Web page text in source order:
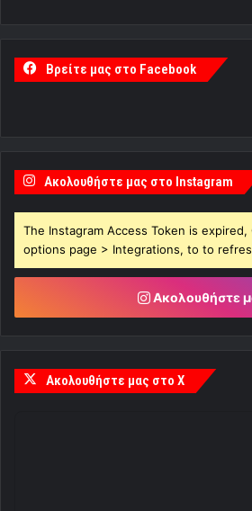
Βρείτε μας στο Facebook
Ακολουθήστε μας στο Instagram
The Instagram Access Token is
options page > Integrations, to to
Ακολουθήστε
Ακολουθήστε μας στο X